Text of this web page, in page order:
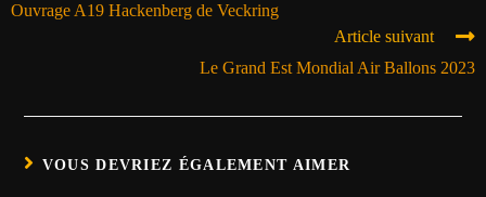
Ouvrage A19 Hackenberg de Veckring
Article suivant
Le Grand Est Mondial Air Ballons 2023
VOUS DEVRIEZ ÉGALEMENT AIMER